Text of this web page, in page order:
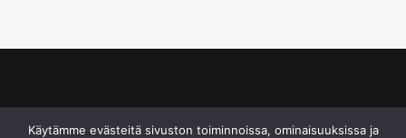
Käytämme evästeitä sivuston toiminnoissa, ominaisuuksissa ja